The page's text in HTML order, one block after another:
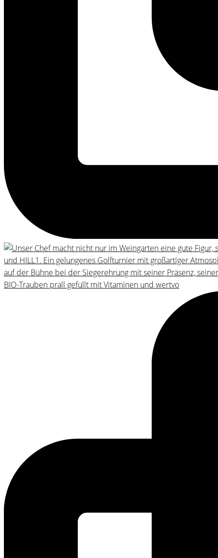
BIO-Trauben prall gefüllt mit Vitaminen und wertvo